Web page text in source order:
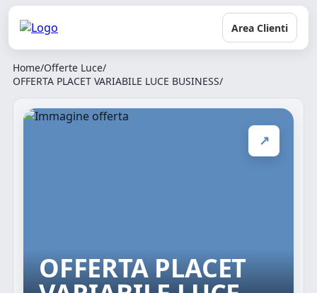
Area Clienti
Home/Offerte Luce/
OFFERTA PLACET VARIABILE LUCE BUSINESS/
↗
OFFERTA PLACET